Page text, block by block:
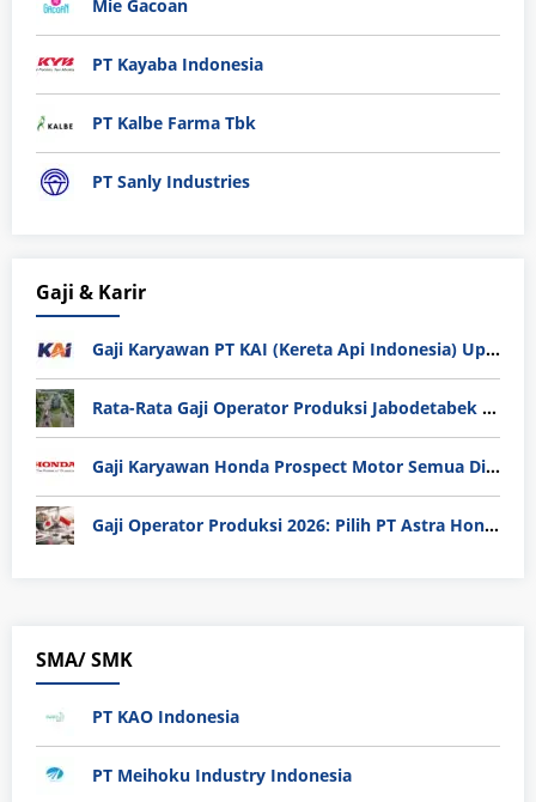
Mie Gacoan
PT Kayaba Indonesia
PT Kalbe Farma Tbk
PT Sanly Industries
Gaji & Karir
Gaji Karyawan PT KAI (Kereta Api Indonesia) Update 2025
Rata-Rata Gaji Operator Produksi Jabodetabek 2025: Bedah Tuntas UMK, Lemburan, dan Realita Hidup Buruh
Gaji Karyawan Honda Prospect Motor Semua Divisi
Gaji Operator Produksi 2026: Pilih PT Astra Honda Motor (AHM) atau Manufaktur di Jepang?
SMA/ SMK
PT KAO Indonesia
PT Meihoku Industry Indonesia